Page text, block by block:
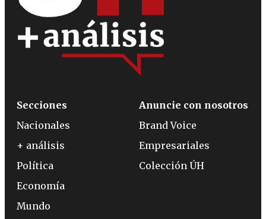
Secciones
Nacionales
+ análisis
Política
Economía
Mundo
Anuncie con nosotros
Brand Voice
Empresariales
Colección ÚH